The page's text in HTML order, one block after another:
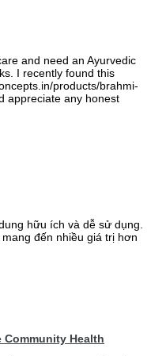
and need an Ayurvedic
I recently found this
products/brahmi-
appreciate any honest
hữu ích và dễ sử dụng.
đến nhiều giá trị hơn
Community Health